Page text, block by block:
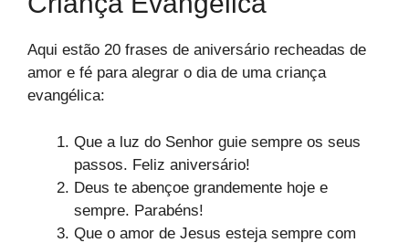
Aqui estão 20 frases de aniversário recheadas de
amor e fé para alegrar o dia de uma criança
evangélica:
Que a luz do Senhor guie sempre os seus
passos. Feliz aniversário!
Deus te abençoe grandemente hoje e
sempre. Parabéns!
Que o amor de Jesus esteja sempre com